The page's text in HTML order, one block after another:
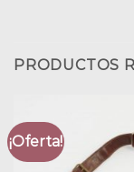
PRODUCTOS
¡Oferta!